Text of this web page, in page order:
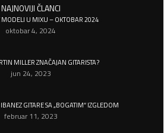
NAJNOVIJI ČLANCI
MODELI U MIXU – OKTOBAR 2024
oktobar 4, 2024
MILLER ZNAČAJAN GITARISTA?
jun 24, 2023
GITARE SA „BOGATIM“ IZGLEDOM
februar 11, 2023